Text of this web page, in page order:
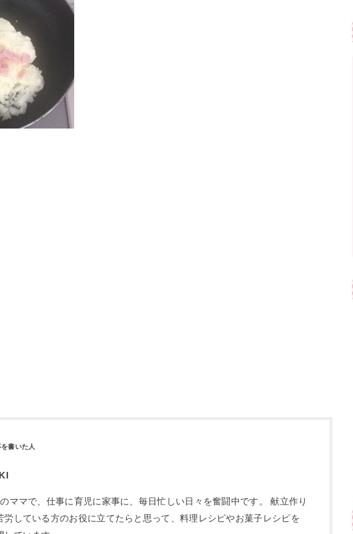
ママで、仕事に育児に家事に、毎日忙しい日々を奮闘中です。 献立作り
労している方のお役に立てたらと思って、料理レシピやお菓子レシピを